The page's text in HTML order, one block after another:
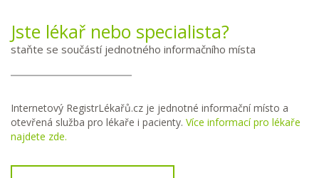
Jste lékař nebo specialista?
staňte se součástí jednotného informačního místa
Internetový RegistrLékařů.cz je jednotné informační místo a
otevřená služba pro lékaře i pacienty. Více informací pro lékaře
najdete zde.